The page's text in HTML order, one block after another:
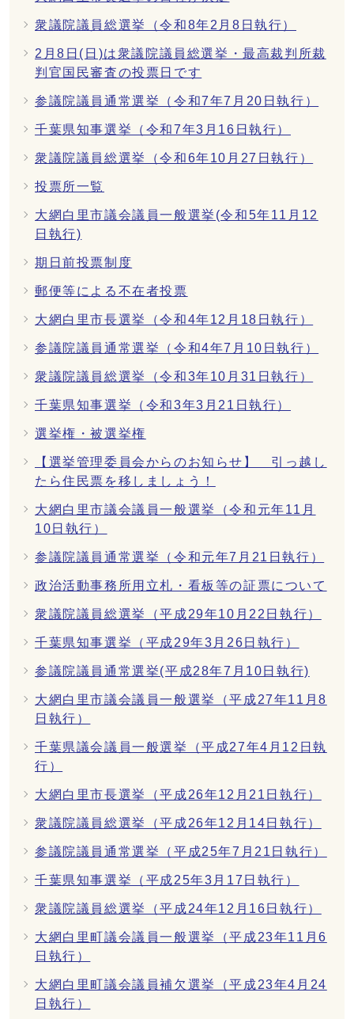
衆議院議員総選挙（令和8年2月8日執行）
2月8日(日)は衆議院議員総選挙・最高裁判所裁
判官国民審査の投票日です
参議院議員通常選挙（令和7年7月20日執行）
千葉県知事選挙（令和7年3月16日執行）
衆議院議員総選挙（令和6年10月27日執行）
投票所一覧
大網白里市議会議員一般選挙(令和5年11月12
日執行)
期日前投票制度
郵便等による不在者投票
大網白里市長選挙（令和4年12月18日執行）
参議院議員通常選挙（令和4年7月10日執行）
衆議院議員総選挙（令和3年10月31日執行）
千葉県知事選挙（令和3年3月21日執行）
選挙権・被選挙権
【選挙管理委員会からのお知らせ】 引っ越し
たら住民票を移しましょう！
大網白里市議会議員一般選挙（令和元年11月
10日執行）
参議院議員通常選挙（令和元年7月21日執行）
政治活動事務所用立札・看板等の証票について
衆議院議員総選挙（平成29年10月22日執行）
千葉県知事選挙（平成29年3月26日執行）
参議院議員通常選挙(平成28年7月10日執行)
大網白里市議会議員一般選挙（平成27年11月8
日執行）
千葉県議会議員一般選挙（平成27年4月12日執
行）
大網白里市長選挙（平成26年12月21日執行）
衆議院議員総選挙（平成26年12月14日執行）
参議院議員通常選挙（平成25年7月21日執行）
千葉県知事選挙（平成25年3月17日執行）
衆議院議員総選挙（平成24年12月16日執行）
大網白里町議会議員一般選挙（平成23年11月6
日執行）
大網白里町議会議員補欠選挙（平成23年4月24
日執行）